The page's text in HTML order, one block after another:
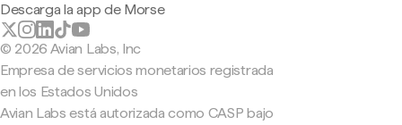
Descarga la app de Morse
© 2026 Avian Labs, Inc
Empresa de servicios monetarios registrada
en los Estados Unidos
Avian Labs está autorizada como CASP bajo